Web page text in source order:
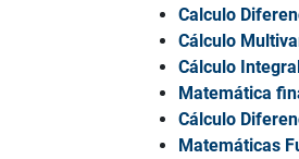
Calculo
Cálculo
Cálculo
Matemática
Cálculo
Matemáticas